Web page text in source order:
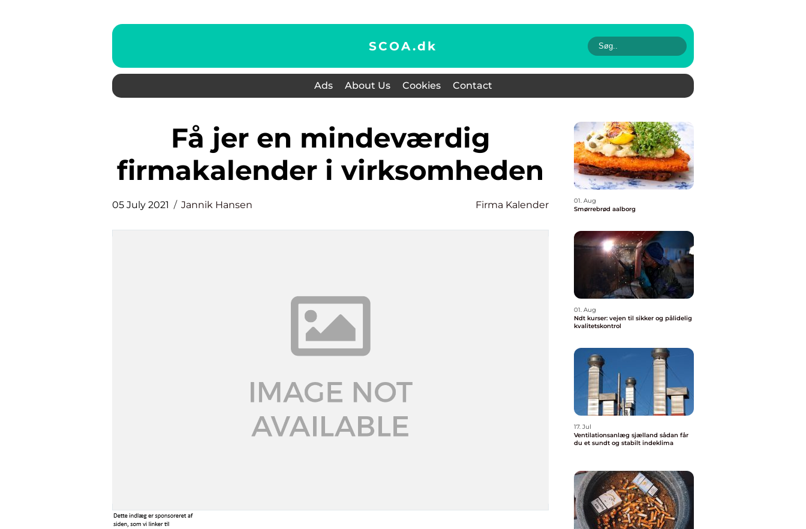
SCOA.dk
Ads About Us Cookies Contact
Få jer en mindeværdig
firmakalender i virksomheden
05 July 2021 Jannik Hansen Firma Kalender
01. Aug
Smørrebrød aalborg
01. Aug
Ndt kurser: vejen til sikker og pålidelig
kvalitetskontrol
17. Jul
Ventilationsanlæg sjælland sådan får
du et sundt og stabilt indeklima